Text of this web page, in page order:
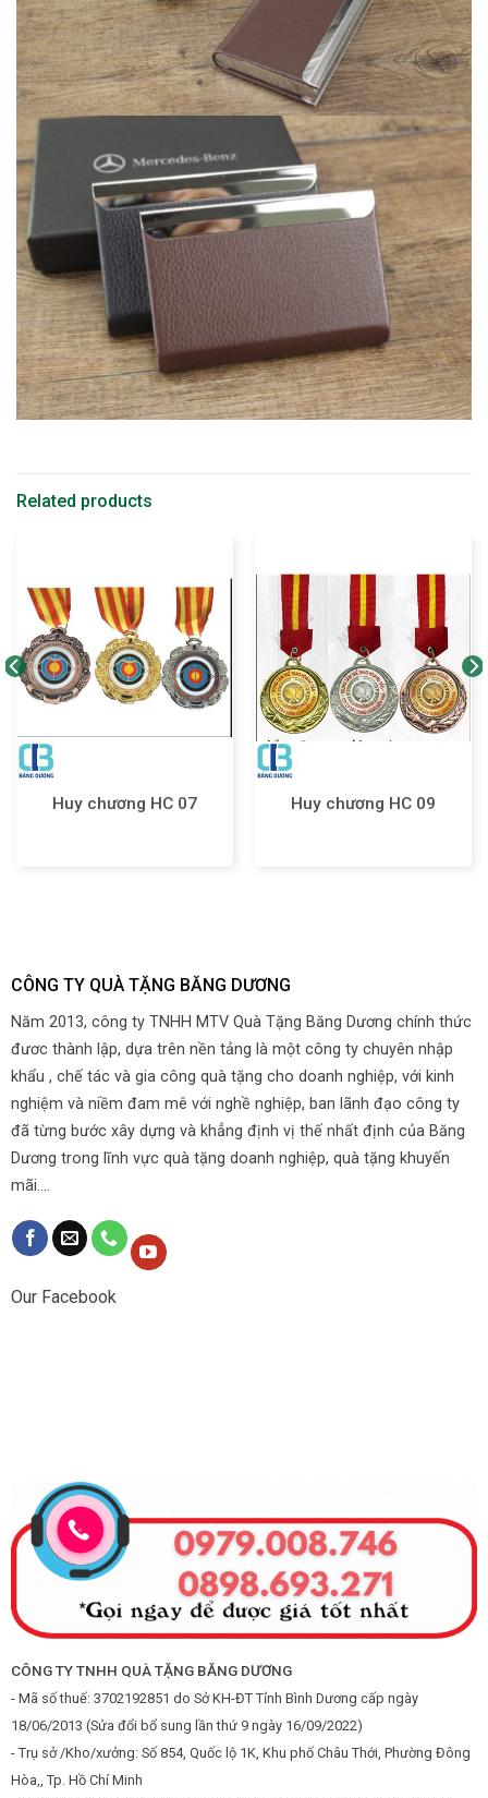
Related products
Huy chương HC 07 Huy chương HC 09
CÔNG TY QUÀ TẶNG BĂNG DƯƠNG
Năm 2013, công ty TNHH MTV Quà Tặng Băng Dương chính thức
đươc thành lập, dựa trên nền tảng là một công ty chuyên nhập
khẩu , chế tác và gia công quà tặng cho doanh nghiệp, với kinh
nghiệm và niềm đam mê với nghề nghiệp, ban lãnh đạo công ty
đã từng bước xây dựng và khẳng định vị thế nhất định của Băng
Dương trong lĩnh vực quà tặng doanh nghiệp, quà tặng khuyến
mãi....
Our Facebook
CÔNG TY TNHH QUÀ TẶNG BĂNG DƯƠNG
- Mã số thuế: 3702192851 do Sở KH-ĐT Tỉnh Bình Dương cấp ngày
18/06/2013 (Sửa đổi bổ sung lần thứ 9 ngày 16/09/2022)
- Trụ sở /Kho/xưởng: Số 854, Quốc lộ 1K, Khu phố Châu Thới, Phường Đông
Hòa,, Tp. Hồ Chí Minh